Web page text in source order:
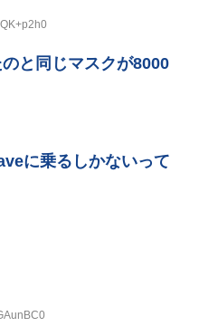
と同じマスクが8000
に乗るしかないって